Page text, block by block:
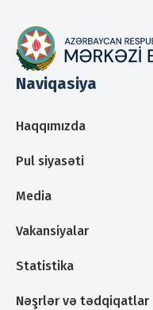
Naviqasiya
Haqqımızda
Pul siyasəti
Media
Vakansiyalar
Statistika
Nəşrlər və tədqiqatlar